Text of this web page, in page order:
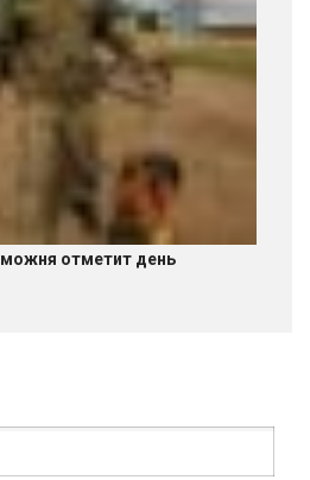
отметит день